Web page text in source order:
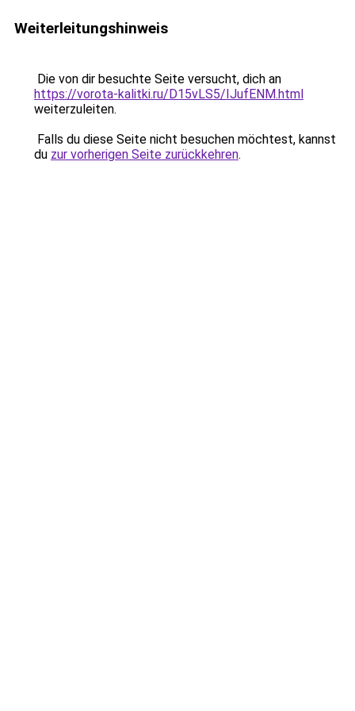
Weiterleitungshinweis
Die von dir besuchte Seite versucht, dich an
https://vorota-kalitki.ru/D15vLS5/IJufENM.html
weiterzuleiten.
Falls du diese Seite nicht besuchen möchtest, kannst
du zur vorherigen Seite zurückkehren.